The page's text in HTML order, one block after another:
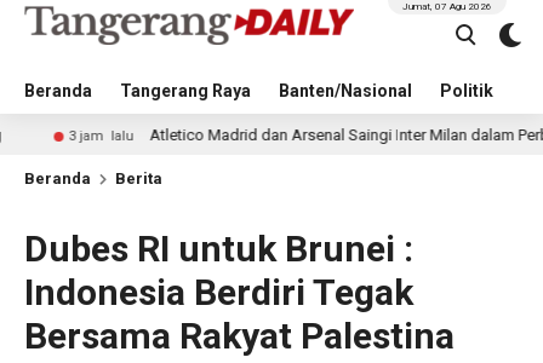
Beranda Tangerang Raya Banten/Nasional Politik
Jumat, 07 Agu 2026
lalu Atletico Madrid dan Arsenal Saingi Inter Milan dalam Perburuan
Beranda Berita
Dubes RI untuk Brunei :
Indonesia Berdiri Tegak
Bersama Rakyat Palestina